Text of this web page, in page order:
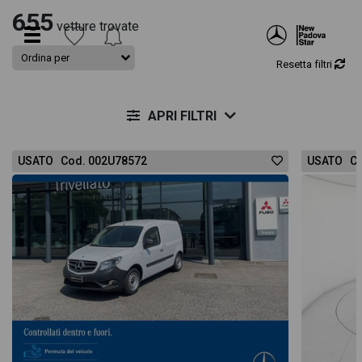
655 vetture trovate
Resetta filtri
APRI FILTRI
USATO Cod. 002U78572 USATO